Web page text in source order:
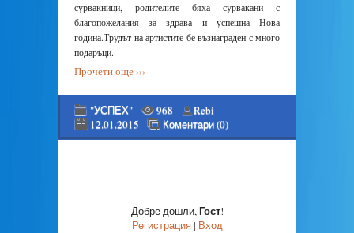
сурвакници, родителите бяха сурвакани с
благопожелания за здрава и успешна Нова
година.Трудът на артистите бе възнаграден с много
подаръци.
Прочети още ›››
"УСПЕХ" 968
Rebi
12.01.2015
Коментари (0)
Добре дошли,Гост!
Регистрация| Вход